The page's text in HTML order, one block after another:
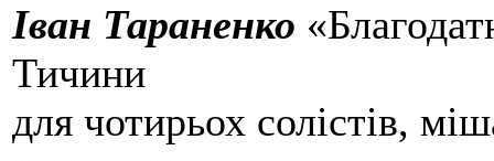
Іван Тараненко
Тичини
для чотирьох солістів,